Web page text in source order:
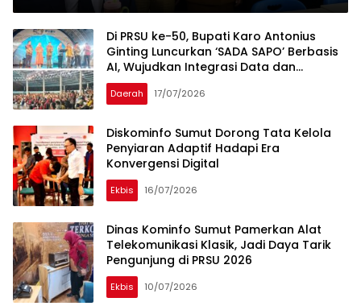
Di PRSU ke-50, Bupati Karo Antonius
Ginting Luncurkan ‘SADA SAPO’ Berbasis
AI, Wujudkan Integrasi Data dan
Pelayanan Publik dalam Satu Platform
Daerah 17/07/2026
Diskominfo Sumut Dorong Tata Kelola
Penyiaran Adaptif Hadapi Era
Konvergensi Digital
Ekbis 16/07/2026
Dinas Kominfo Sumut Pamerkan Alat
Telekomunikasi Klasik, Jadi Daya Tarik
Pengunjung di PRSU 2026
Ekbis 10/07/2026